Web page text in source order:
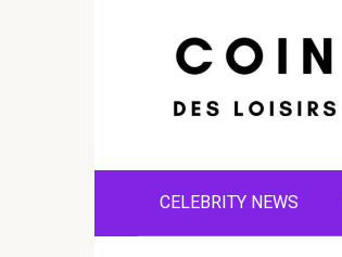
CELEBRITY NEWS